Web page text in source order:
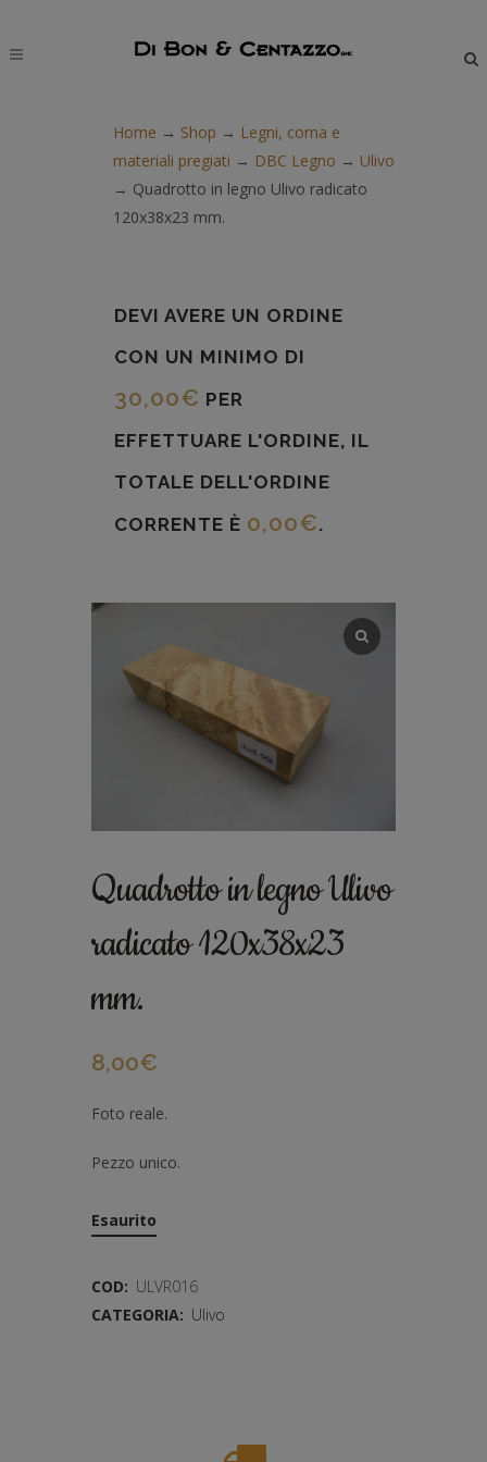
Home → Shop → Legni, corna e
materiali pregiati → DBC Legno → Ulivo
→ Quadrotto in legno Ulivo radicato
120x38x23 mm.
DEVI AVERE UN ORDINE
CON UN MINIMO DI
30,00€ PER
EFFETTUARE L'ORDINE, IL
TOTALE DELL'ORDINE
CORRENTE È 0,00€.
Quadrotto in legno Ulivo
radicato 120x38x23
mm.
8,00€
Foto reale.
Pezzo unico.
Esaurito
COD: ULVR016
CATEGORIA: Ulivo